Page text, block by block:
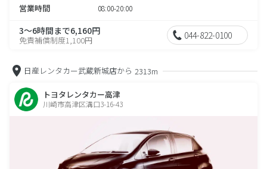
営業時間 08:00-20:00
3～6時間まで6,160円
免責補償制度1,100円 044-822-0100
日産レンタカー武蔵新城店から 2313m
トヨタレンタカー高津
川崎市高津区溝口3-16-43